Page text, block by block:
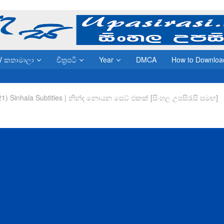
කතාමාලා චිත්‍රපටි Year DMCA How to
Sinhala Subtitles | නින්ද නොයන සෙට් එකක් [සිංහල උපසිරැසි සමඟ]